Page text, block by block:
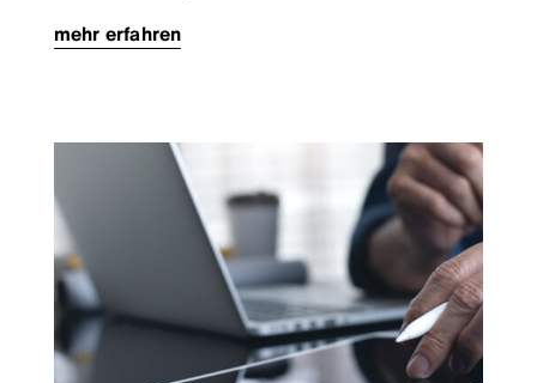
mehr erfahren